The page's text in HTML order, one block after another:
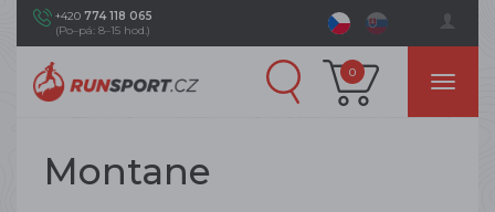
+420 774 118 065
(Po–pá: 8–15 hod.)
0
Montane